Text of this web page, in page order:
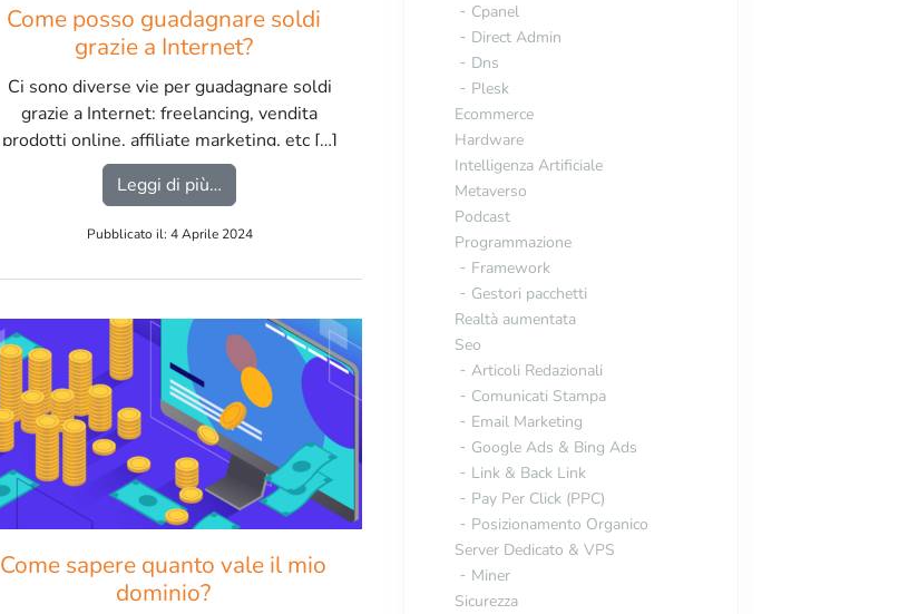
Come posso guadagnare soldi
grazie a Internet?
Ci sono diverse vie per guadagnare soldi
grazie a Internet: freelancing, vendita
prodotti online, affiliate marketing, etc […]
Leggi di più… from Come posso guadagnare soldi grazie a Internet?
Pubblicato il: 4 Aprile 2024
Come sapere quanto vale il mio
dominio?
Cpanel
Direct Admin
Dns
Plesk
Ecommerce
Hardware
Intelligenza Artificiale
Metaverso
Podcast
Programmazione
Framework
Gestori pacchetti
Realtà aumentata
Seo
Articoli Redazionali
Comunicati Stampa
Email Marketing
Google Ads & Bing Ads
Link & Back Link
Pay Per Click (PPC)
Posizionamento Organico
Server Dedicato & VPS
Miner
Sicurezza